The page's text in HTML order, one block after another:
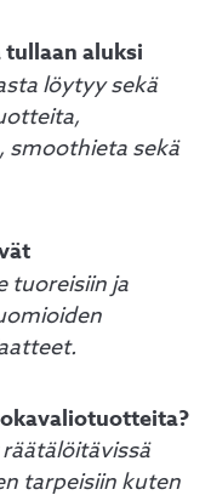
aluksi
löytyy sekä
smoothieta sekä
tuoreisiin ja
tarpeisiin kuten